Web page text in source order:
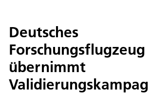
Deutsches
Forschungsflugzeug
übernimmt